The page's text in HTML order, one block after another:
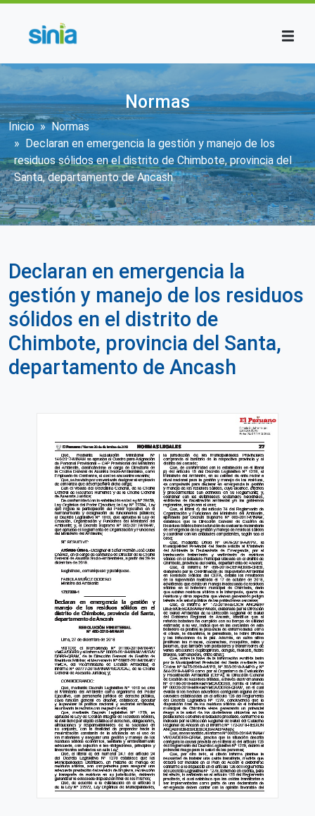
Normas
Sobrescribir enlaces de ayuda a la
Inicio
Normas
Declaran en emergencia la gestión y manejo de los
residuos sólidos en el distrito de Chimbote, provincia del
Santa, departamento de Ancash
Declaran en emergencia la
gestión y manejo de los residuos
sólidos en el distrito de
Chimbote, provincia del Santa,
departamento de Ancash